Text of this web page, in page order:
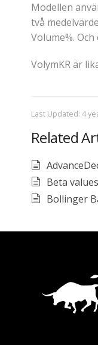
Modellen
två
Volume%.
VolymKR är
Last Updated: 4
Related
Beta values
Bollinger